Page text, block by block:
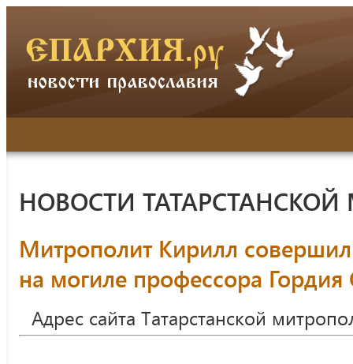
НОВОСТИ
Митрополит Кирилл
на могиле профессора Гордия
Адрес сайта Татарстанской